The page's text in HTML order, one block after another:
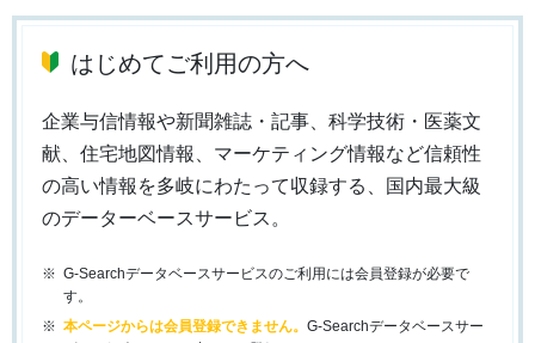
はじめてご利用の方へ
企業与信情報や新聞雑誌・記事、科学技術・医薬文
献、住宅地図情報、マーケティング情報など信頼性
の高い情報を多岐にわたって収録する、国内最大級
のデーターベースサービス。
G-Searchデータベースサービスのご利用には会員登録が必要で
す。
本ページからは会員登録できません。 G-Searchデータベースサー